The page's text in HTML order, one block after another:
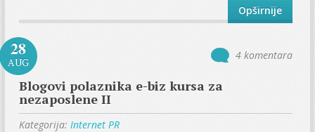
Opširnije
28
AUG
4 komentara
Blogovi polaznika e-biz kursa za
nezaposlene II
Kategorija: Internet PR